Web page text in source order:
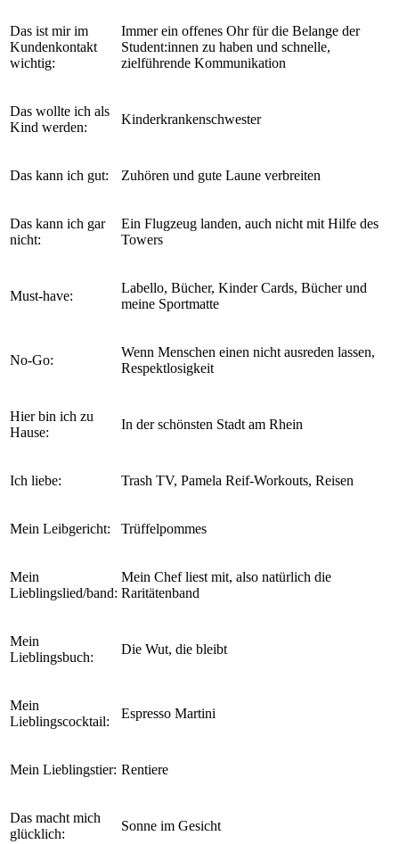
Das ist mir im
Kundenkontakt
wichtig:
Immer ein offenes Ohr für die Belange der
Student:innen zu haben und schnelle,
zielführende Kommunikation
Das wollte ich als
Kind werden:
Kinderkrankenschwester
Das kann ich gut: Zuhören und gute Laune verbreiten
Das kann ich gar
nicht:
Ein Flugzeug landen, auch nicht mit Hilfe des
Towers
Must-have:
Labello, Bücher, Kinder Cards, Bücher und
meine Sportmatte
No-Go:
Wenn Menschen einen nicht ausreden lassen,
Respektlosigkeit
Hier bin ich zu
Hause:
In der schönsten Stadt am Rhein
Ich liebe: Trash TV, Pamela Reif-Workouts, Reisen
Mein Leibgericht: Trüffelpommes
Mein
Lieblingslied/band:
Mein Chef liest mit, also natürlich die
Raritätenband
Mein
Lieblingsbuch:
Die Wut, die bleibt
Mein
Lieblingscocktail:
Espresso Martini
Mein Lieblingstier: Rentiere
Das macht mich
glücklich:
Sonne im Gesicht